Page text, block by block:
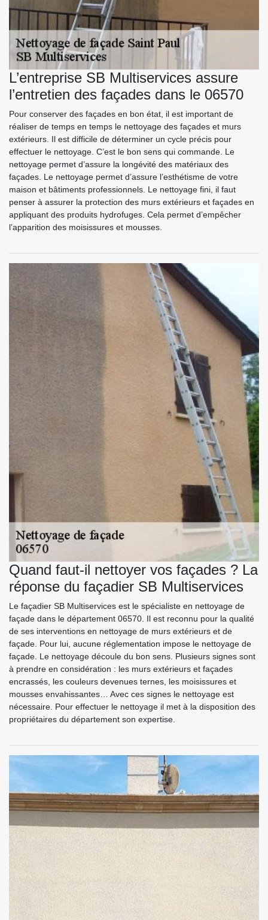
L’entreprise SB Multiservices assure
l’entretien des façades dans le 06570
Pour conserver des façades en bon état, il est important de
réaliser de temps en temps le nettoyage des façades et murs
extérieurs. Il est difficile de déterminer un cycle précis pour
effectuer le nettoyage. C’est le bon sens qui commande. Le
nettoyage permet d’assure la longévité des matériaux des
façades. Le nettoyage permet d’assure l’esthétisme de votre
maison et bâtiments professionnels. Le nettoyage fini, il faut
penser à assurer la protection des murs extérieurs et façades en
appliquant des produits hydrofuges. Cela permet d’empêcher
l’apparition des moisissures et mousses.
Quand faut-il nettoyer vos façades ? La
réponse du façadier SB Multiservices
Le façadier SB Multiservices est le spécialiste en nettoyage de
façade dans le département 06570. Il est reconnu pour la qualité
de ses interventions en nettoyage de murs extérieurs et de
façade. Pour lui, aucune réglementation impose le nettoyage de
façade. Le nettoyage découle du bon sens. Plusieurs signes sont
à prendre en considération : les murs extérieurs et façades
encrassés, les couleurs devenues ternes, les moisissures et
mousses envahissantes… Avec ces signes le nettoyage est
nécessaire. Pour effectuer le nettoyage il met à la disposition des
propriétaires du département son expertise.